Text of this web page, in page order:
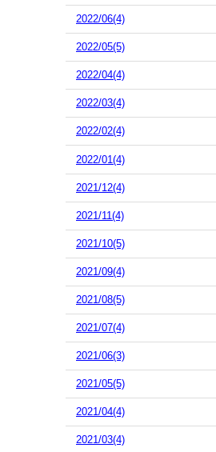
2022/06(4)
2022/05(5)
2022/04(4)
2022/03(4)
2022/02(4)
2022/01(4)
2021/12(4)
2021/11(4)
2021/10(5)
2021/09(4)
2021/08(5)
2021/07(4)
2021/06(3)
2021/05(5)
2021/04(4)
2021/03(4)